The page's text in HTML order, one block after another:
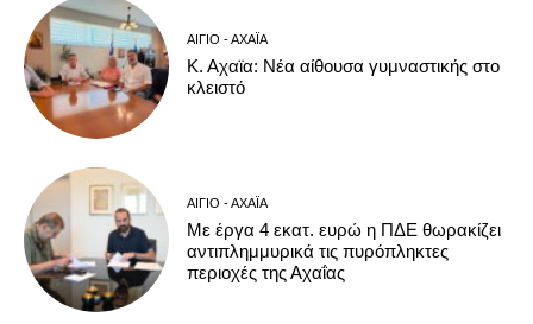
ΑΊΓΙΟ - ΑΧΑΪ́Α
Κ. Αχαϊα: Νέα αίθουσα γυμναστικής στο
κλειστό
ΑΊΓΙΟ - ΑΧΑΪ́Α
Με έργα 4 εκατ. ευρώ η ΠΔΕ θωρακίζει
αντιπλημμυρικά τις πυρόπληκτες
περιοχές της Αχαΐας